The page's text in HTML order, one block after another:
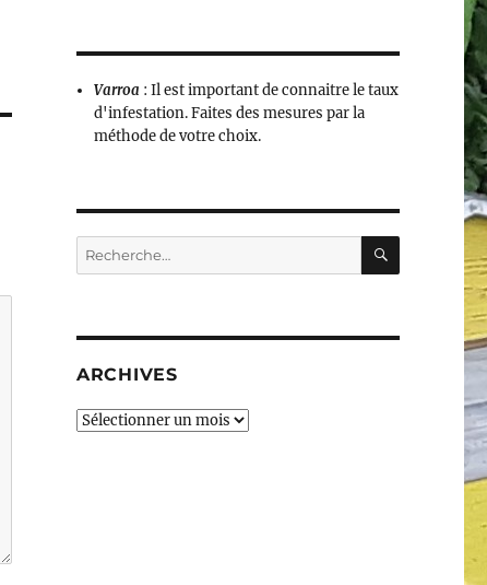
Varroa : Il est important de connaitre le taux
d'infestation. Faites des mesures par la
méthode de votre choix.
Recherche
pour :
ARCHIVES
Archives